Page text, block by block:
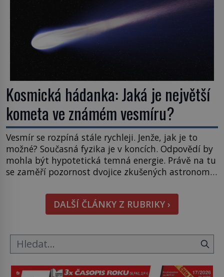
Kosmická hádanka: Jaká je největší
kometa ve známém vesmíru?
Vesmír se rozpíná stále rychleji. Jenže, jak je to
možné? Současná fyzika je v koncích. Odpovědí by
mohla být hypotetická temná energie. Právě na tu
se zaměří pozornost dvojice zkušených astronomů.
hmatatelnějšího. Naprosto rekordní kometu!
Astronomové Pedro Bernardinelli a Gary Bernstein
mravenčí prací zkoumají archivní snímky v rámci
DALŠÍ ČLÁNKY Z RUBRIKY ›